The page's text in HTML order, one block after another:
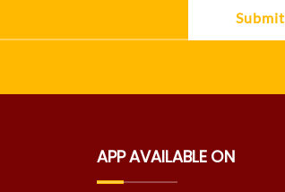
Submit
APP AVAILABLE ON